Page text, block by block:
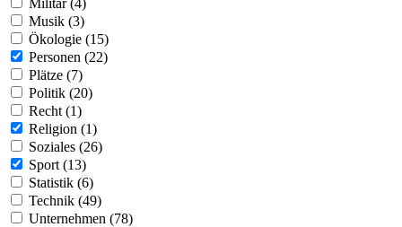
Musik (3)
Ökologie (15)
Personen (22)
Plätze (7)
Politik (20)
Recht (1)
Religion (1)
Soziales (26)
Sport (13)
Statistik (6)
Technik (49)
Unternehmen (78)